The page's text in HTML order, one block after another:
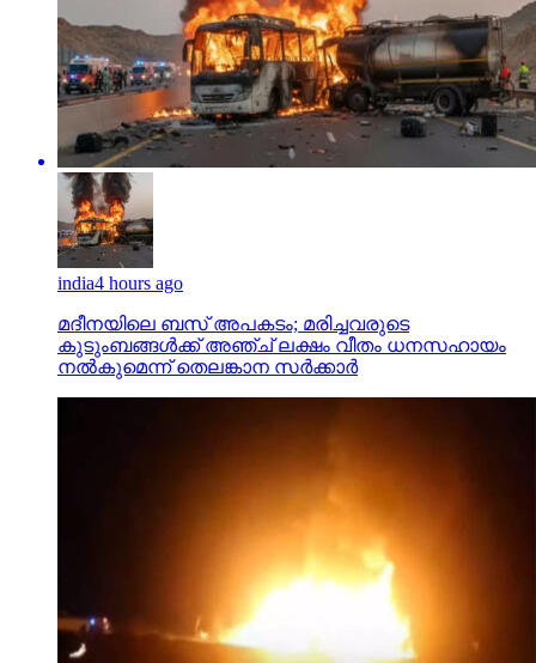
india4 hours ago
മദീനയിലെ ബസ് അപകടം; മരിച്ചവരുടെ
കുടുംബങ്ങള്‍ക്ക് അഞ്ച് ലക്ഷം വീതം ധനസഹായം
നല്‍കുമെന്ന് തെലങ്കാന സര്‍ക്കാര്‍